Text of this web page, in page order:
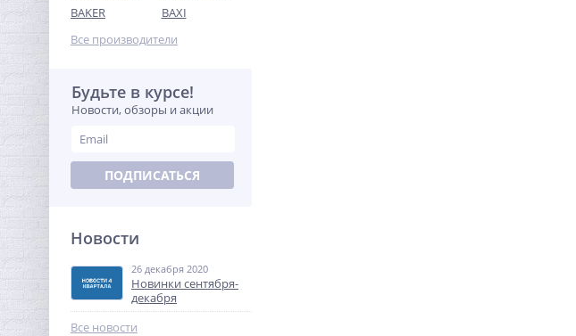
Набор сантехнических
прокладок (410 штук) 12
размеров O-ring /
499,00
Предохранительный
клапан 3/4х1 ROMMER для
систем водоснабжения 10
бар
451,84
BAKER
BAXI
Все производители
Будьте в курсе!
Новости, обзоры и акции
ПОДПИСАТЬСЯ
Новости
26 декабря 2020
Новинки сентября-
декабря
Все новости